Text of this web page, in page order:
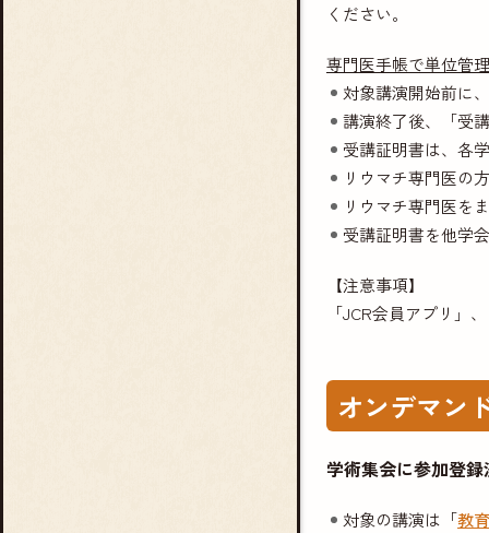
ください。
専門医手帳で単位管
対象講演開始前に
講演終了後、「受
受講証明書は、各
リウマチ専門医の
リウマチ専門医を
受講証明書を他学
【注意事項】
「JCR会員アプリ」
オンデマン
学術集会に参加登
対象の講演は「教